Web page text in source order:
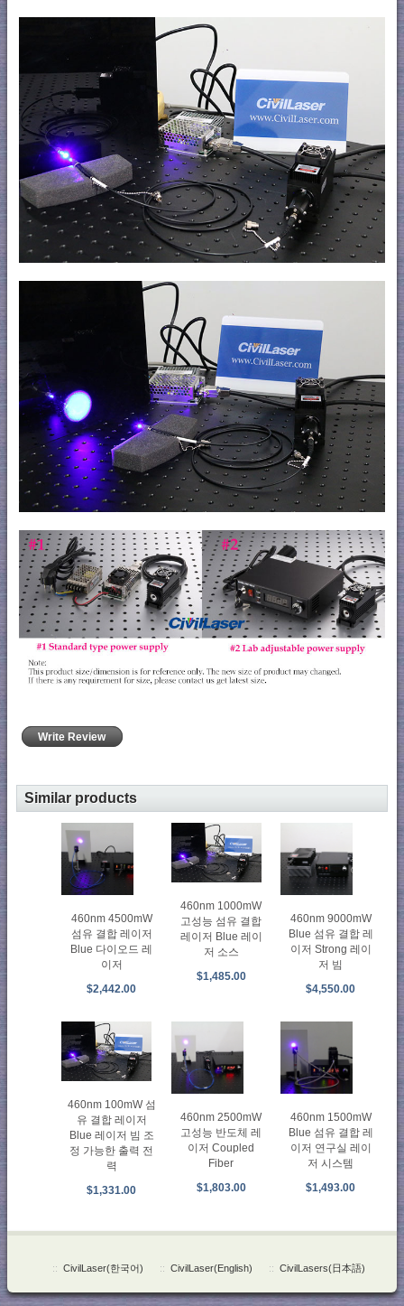
Write Review
Similar products
460nm 4500mW
섬유 결합 레이저
Blue 다이오드 레
이저
$2,442.00
460nm 1000mW
고성능 섬유 결합
레이저 Blue 레이
저 소스
$1,485.00
460nm 9000mW
Blue 섬유 결합 레
이저 Strong 레이
저 빔
$4,550.00
460nm 100mW 섬
유 결합 레이저
Blue 레이저 빔 조
정 가능한 출력 전
력
$1,331.00
460nm 2500mW
고성능 반도체 레
이저 Coupled
Fiber
$1,803.00
460nm 1500mW
Blue 섬유 결합 레
이저 연구실 레이
저 시스템
$1,493.00
:: CivilLaser(한국어) :: CivilLaser(English) :: CivilLasers(日本語)